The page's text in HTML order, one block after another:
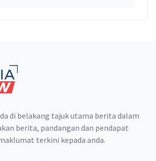
di belakang tajuk utama berita dalam
berita, pandangan dan pendapat
terkini kepada anda.